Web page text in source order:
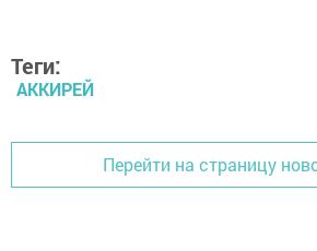
Теги:
АККИРЕЙ
Перейти на страницу